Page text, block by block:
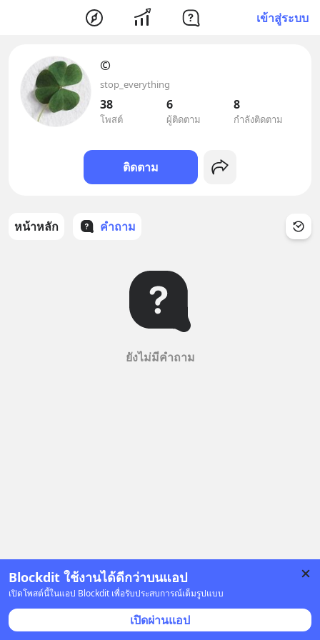
เข้าสู่ระบบ
Blockdit ใช้งานได้ดีกว่าบนแอป
เปิดโพสต์นี้ในแอป Blockdit เพื่อรับประสบการณ์เต็มรูปแบบ
เปิดผ่านแอป
©️
stop_everything
38
โพสต์
6
ผู้ติดตาม
8
กำลังติดตาม
ติดตาม
หน้าหลัก คำถาม
ยังไม่มีคำถาม